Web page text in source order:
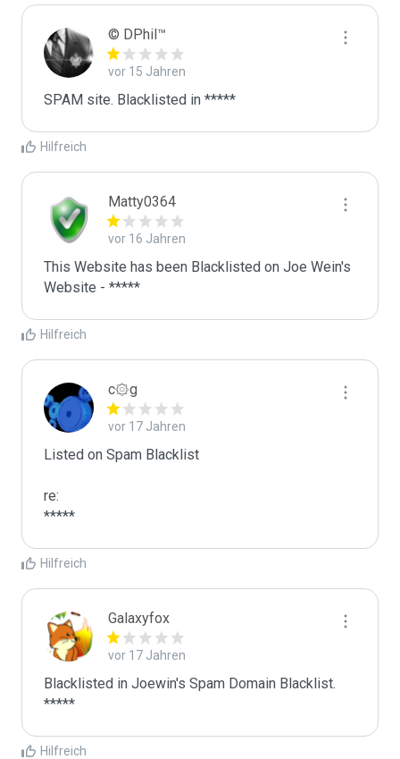
© DPhil™
vor 15 Jahren
SPAM site. Blacklisted in *****
Hilfreich
Matty0364
vor 16 Jahren
This Website has been Blacklisted on Joe Wein's
Website - *****
Hilfreich
c۞g
vor 17 Jahren
Listed on Spam Blacklist
re:
*****
Hilfreich
Galaxyfox
vor 17 Jahren
Blacklisted in Joewin's Spam Domain Blacklist.
*****
Hilfreich